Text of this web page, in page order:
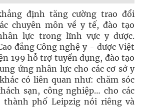
định tăng cường trao đổi
chuyên môn về y tế, đào tạo
lực trong lĩnh vực y dược.
đẳng Công nghệ y - dược Việt
199 hỗ trợ tuyển dụng, đào tạo
ứng nhân lực cho các cơ sở y
có liên quan như: chăm sóc
sạn, công nghiệp… cho các
thành phố Leipzig nói riêng và